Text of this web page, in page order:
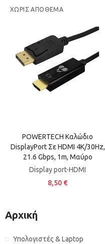
ΧΩΡΊΣ ΑΠΌΘΕΜΑ
POWERTECH Καλώδιο
DisplayPort Σε HDMI 4K/30Hz,
21.6 Gbps, 1m, Μαύρο
Display port-HDMI
8,50 €
Αρχική
Υπολογιστές & Laptop